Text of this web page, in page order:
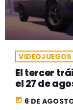
VIDEOJUEGOS
El tercer
el 27 de
today 6 DE